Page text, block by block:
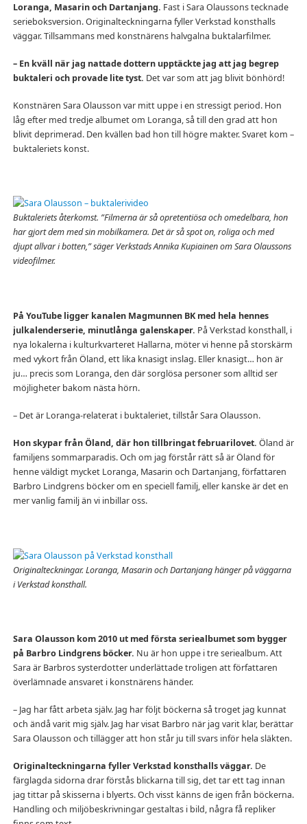
Loranga, Masarin och Dartanjang. Fast i Sara Olaussons tecknade
serieboksversion. Originalteckningarna fyller Verkstad konsthalls
väggar. Tillsammans med konstnärens halvgalna buktalarfilmer.
– En kväll när jag nattade dottern upptäckte jag att jag begrep
buktaleri och provade lite tyst. Det var som att jag blivit bönhörd!
Konstnären Sara Olausson var mitt uppe i en stressigt period. Hon
låg efter med tredje albumet om Loranga, så till den grad att hon
blivit deprimerad. Den kvällen bad hon till högre makter. Svaret kom –
buktaleriets konst.
Buktaleriets återkomst. ”Filmerna är så opretentiösa och omedelbara, hon
har gjort dem med sin mobilkamera. Det är så spot on, roliga och med
djupt allvar i botten,” säger Verkstads Annika Kupiainen om Sara Olaussons
videofilmer.
På YouTube ligger kanalen Magmunnen BK med hela hennes
julkalenderserie, minutlånga galenskaper. På Verkstad konsthall, i
nya lokalerna i kulturkvarteret Hallarna, möter vi henne på storskärm
med vykort från Öland, ett lika knasigt inslag. Eller knasigt… hon är
ju… precis som Loranga, den där sorglösa personer som alltid ser
möjligheter bakom nästa hörn.
– Det är Loranga-relaterat i buktaleriet, tillstår Sara Olausson.
Hon skypar från Öland, där hon tillbringat februarilovet. Öland är
familjens sommarparadis. Och om jag förstår rätt så är Öland för
henne väldigt mycket Loranga, Masarin och Dartanjang, författaren
Barbro Lindgrens böcker om en speciell familj, eller kanske är det en
mer vanlig familj än vi inbillar oss.
Originalteckningar. Loranga, Masarin och Dartanjang hänger på väggarna
i Verkstad konsthall.
Sara Olausson kom 2010 ut med första seriealbumet som bygger
på Barbro Lindgrens böcker. Nu är hon uppe i tre seriealbum. Att
Sara är Barbros systerdotter underlättade troligen att författaren
överlämnade ansvaret i konstnärens händer.
– Jag har fått arbeta själv. Jag har följt böckerna så troget jag kunnat
och ändå varit mig själv. Jag har visat Barbro när jag varit klar, berättar
Sara Olausson och tillägger att hon står ju till svars inför hela släkten.
Originalteckningarna fyller Verkstad konsthalls väggar. De
färglagda sidorna drar förstås blickarna till sig, det tar ett tag innan
jag tittar på skisserna i blyerts. Och visst känns de igen från böckerna.
Handling och miljöbeskrivningar gestaltas i bild, några få repliker